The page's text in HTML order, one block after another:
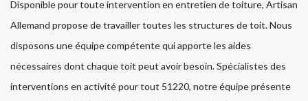
Disponible pour toute intervention en entretien de toiture, Artisan
Allemand propose de travailler toutes les structures de toit. Nous
disposons une équipe compétente qui apporte les aides
nécessaires dont chaque toit peut avoir besoin. Spécialistes des
interventions en activité pour tout 51220, notre équipe présente